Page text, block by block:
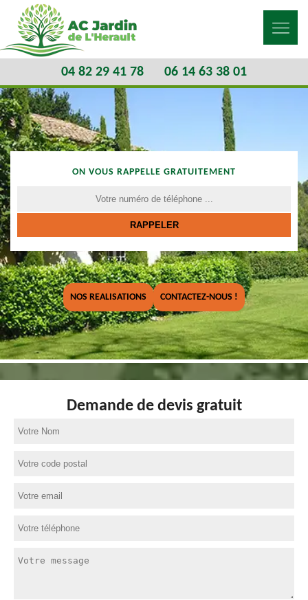
04 82 29 41 78 06 14 63 38 01
ON VOUS RAPPELLE GRATUITEMENT
NOS REALISATIONS CONTACTEZ-NOUS !
Demande de devis gratuit